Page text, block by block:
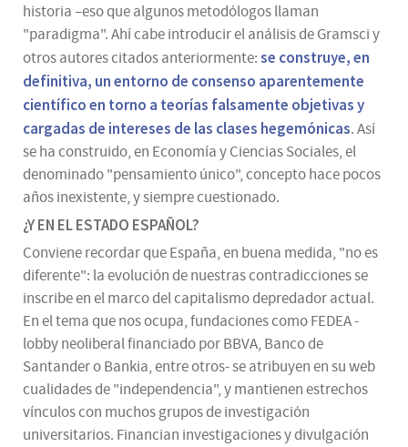
historia –eso que algunos metodólogos llaman
"paradigma". Ahí cabe introducir el análisis de Gramsci y
otros autores citados anteriormente:se construye, en
definitiva, un entorno de consenso aparentemente
científico en torno a teorías falsamente objetivas y
cargadas de intereses de las clases hegemónicas. Así
se ha construido, en Economía y Ciencias Sociales, el
denominado "pensamiento único", concepto hace pocos
años inexistente, y siempre cuestionado.
¿Y EN EL ESTADO ESPAÑOL?
Conviene recordar que España, en buena medida, "no es
diferente": la evolución de nuestras contradicciones se
inscribe en el marco del capitalismo depredador actual.
En el tema que nos ocupa, fundaciones como FEDEA -
lobby neoliberal financiado por BBVA, Banco de
Santander o Bankia, entre otros- se atribuyen en su web
cualidades de "independencia", y mantienen estrechos
vínculos con muchos grupos de investigación
universitarios. Financian investigaciones y divulgación